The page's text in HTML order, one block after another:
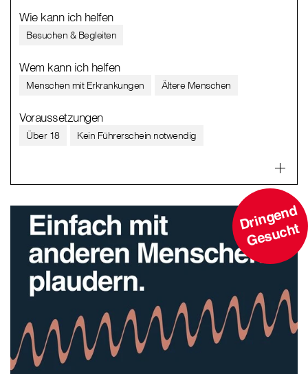
Wie kann ich helfen
Besuchen & Begleiten
Wem kann ich helfen
Menschen mit Erkrankungen Ältere Menschen
Voraussetzungen
Über 18 Kein Führerschein notwendig
D
ri
n
g
e
n
d
G
e
s
u
c
ht